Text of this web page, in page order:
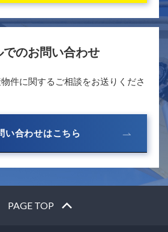
でのお問い合わせ
件に関するご相談をお送りくださ
い合わせはこちら
PAGE TOP